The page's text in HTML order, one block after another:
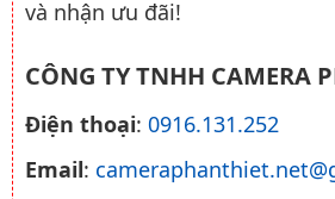
và nhận ưu đãi!
CÔNG TY TNHH CAMERA
Điện thoại: 0916.131.252
Email: